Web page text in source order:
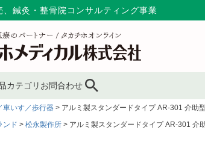
、鍼灸・整骨院コンサルティング事業
カテゴリ
鍼灸鍼・鍼用品
ピンセット／ハサミ
ブス剪刀
お問合わせ
車いす／歩行器
アルミ製スタンダードタイプ AR-301 介助型
ンド 松永製作所 アルミ製スタンダードタイプ AR-301 介